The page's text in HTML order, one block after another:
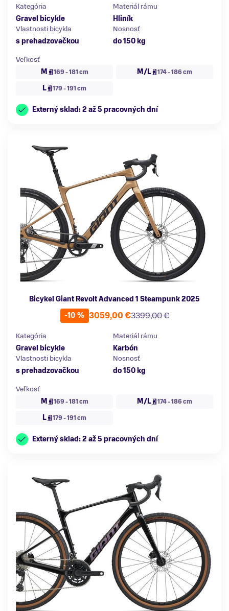
Kategória
Gravel bicykle
Materiál rámu
Hliník
Vlastnosti bicykla
s prehadzovačkou
Nosnosť
do 150 kg
Veľkosť
M
169 - 181 cm M/L 174 - 186 cm
L 179 - 191 cm
Externý sklad: 2 až 5 pracovných dní
Bicykel Giant Revolt Advanced 1 Steampunk 2025
-10 %
3399,00 €
3059,00 €
Kategória
Gravel bicykle
Materiál rámu
Karbón
Vlastnosti bicykla
s prehadzovačkou
Nosnosť
do 150 kg
Veľkosť
M
169 - 181 cm M/L 174 - 186 cm
L 179 - 191 cm
Externý sklad: 2 až 5 pracovných dní